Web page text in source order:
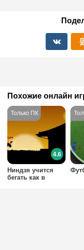
Похожие онлайн
Ниндзя учится
бегать как в
4.6